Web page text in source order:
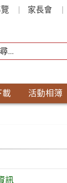
家長會
載 活動相簿
訊